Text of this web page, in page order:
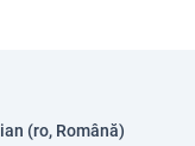
(ro, Română)